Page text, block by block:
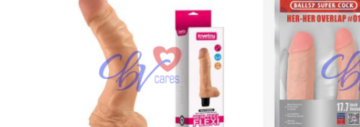
Phân
Thỏa mãn đam mê hay dục vọng luôn là món ăn
đa năng trên thị trường
hiện nay không hề thiếuđể
nhấtthì không phải dương vật đa năng nào cũng làm